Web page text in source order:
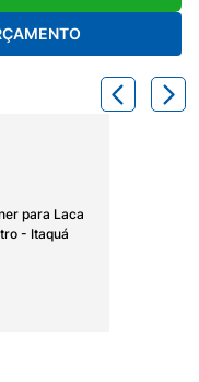
para Laca
- Itaquá